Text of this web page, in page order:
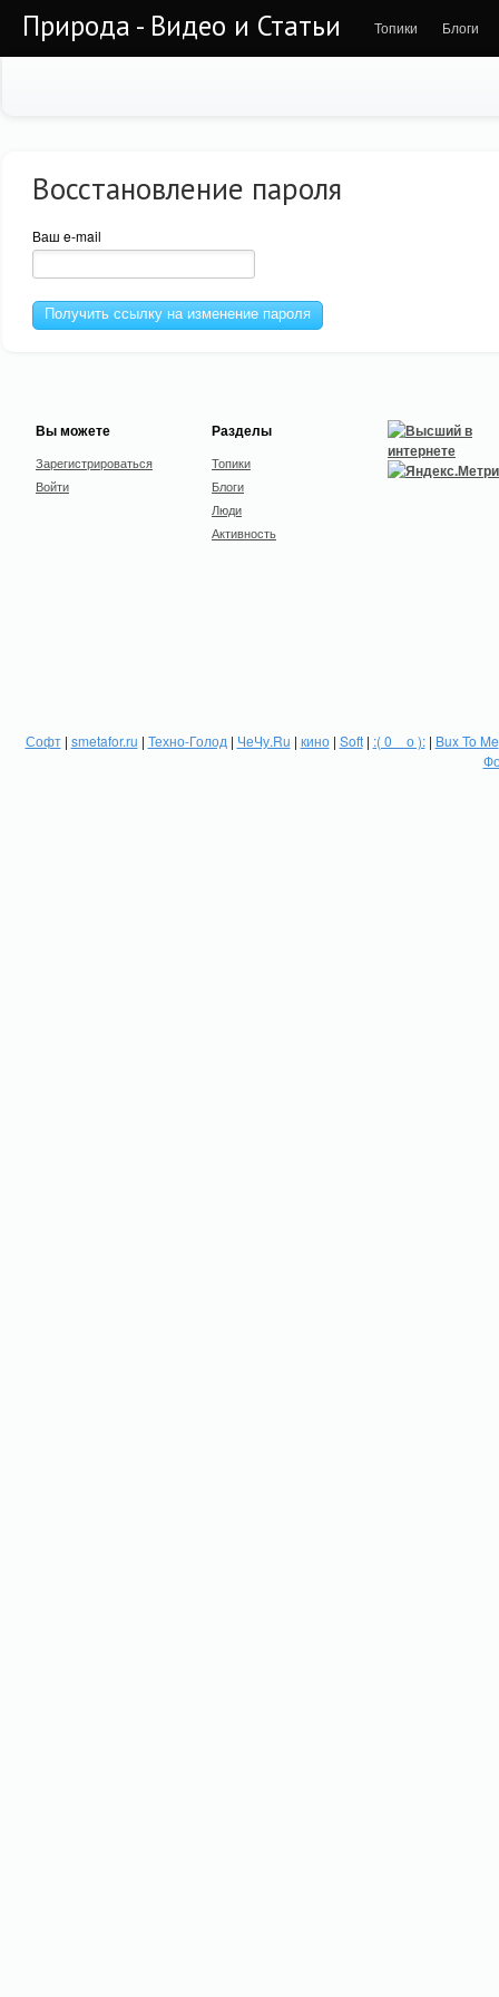
Природа - Видео и Статьи Топики Блоги
Восстановление пароля
Ваш e-mail
Получить ссылку на изменение пароля
Вы можете
Зарегистрироваться
Войти
Разделы
Топики
Блоги
Люди
Активность
Софт| smetafor.ru | Техно-Голод | ЧеЧу.Ru | кино| Soft| :( 0 _ о ):| Bux To Me